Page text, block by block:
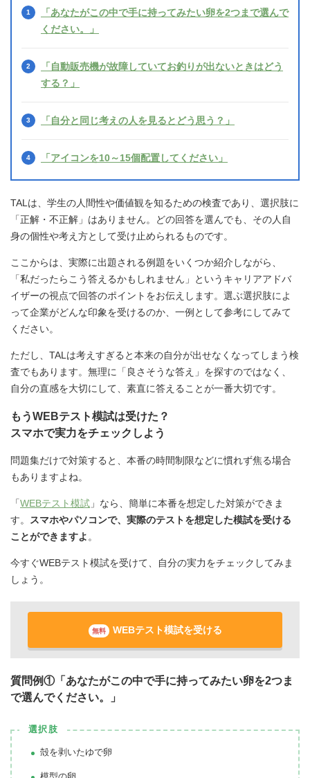
「あなたがこの中で手に持ってみたい卵を2つまで選んで
ください。」
「自動販売機が故障していてお釣りが出ないときはどう
する？」
「自分と同じ考えの人を見るとどう思う？」
「アイコンを10～15個配置してください」
TALは、学生の人間性や価値観を知るための検査であり、選択肢に
「正解・不正解」はありません。どの回答を選んでも、その人自
身の個性や考え方として受け止められるものです。
ここからは、実際に出題される例題をいくつか紹介しながら、
「私だったらこう答えるかもしれません」というキャリアアドバ
イザーの視点で回答のポイントをお伝えします。選ぶ選択肢によ
って企業がどんな印象を受けるのか、一例として参考にしてみて
ください。
ただし、TALは考えすぎると本来の自分が出せなくなってしまう検
査でもあります。無理に「良さそうな答え」を探すのではなく、
自分の直感を大切にして、素直に答えることが一番大切です。
もうWEBテスト模試は受けた？
スマホで実力をチェックしよう
問題集だけで対策すると、本番の時間制限などに慣れず焦る場合
もありますよね。
「WEBテスト模試 」なら、簡単に本番を想定した対策ができま
す。 スマホやパソコンで、実際のテストを想定した模試を受ける
ことができますよ。
今すぐWEBテスト模試を受けて、自分の実力をチェックしてみま
しょう。
無料 WEBテスト模試を受ける
質問例①「あなたがこの中で手に持ってみたい卵を2つま
で選んでください。」
選択肢
殻を剥いたゆで卵